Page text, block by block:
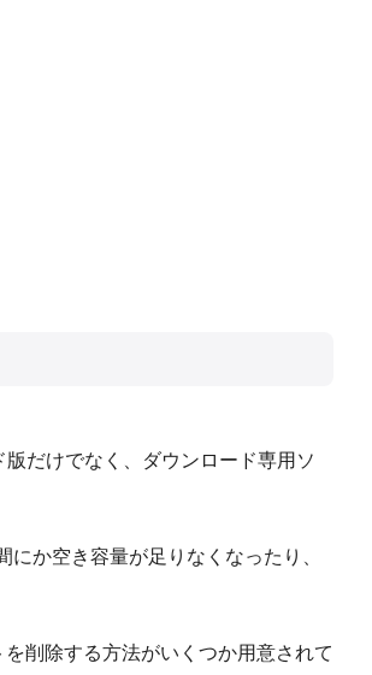
だけでなく、ダウンロード専用ソ
か空き容量が足りなくなったり、
削除する方法がいくつか用意されて